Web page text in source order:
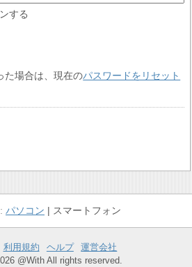
する
た場合は、現在のパスワードをリセット
パソコン スマートフォン
利用規約 ヘルプ
運営会社
@With All rights reserved.